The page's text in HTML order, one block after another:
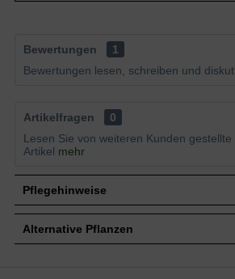
Bewertungen
1
Bewertungen lesen, schreiben und
Artikelfragen
0
Lesen Sie von weiteren Kunden
Artikel mehr
Pflegehinweise
Pflanz- und Pflegetipps
Alternative Pflanzen